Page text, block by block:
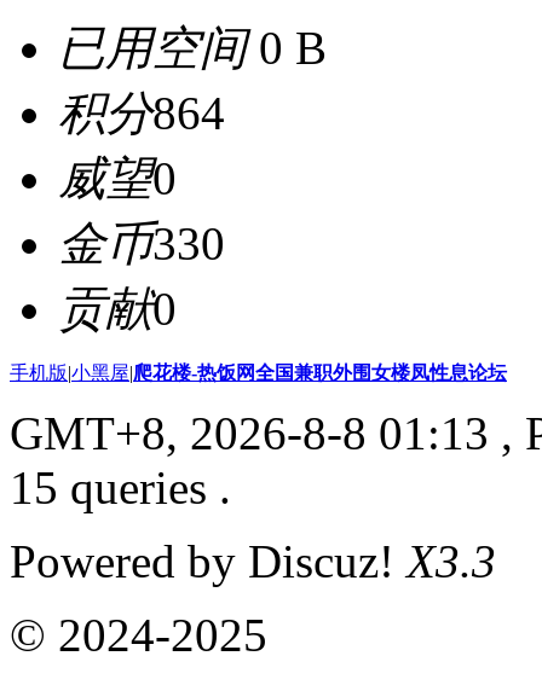
已用空间0 B
积分864
威望0
金币330
贡献0
手机版|小黑屋|爬花楼-热饭网全国兼职外围女楼凤性息论坛
GMT+8, 2026-8-8 01:13 ,
15 queries .
Powered by Discuz!X3.3
© 2024-2025